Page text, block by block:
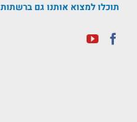
תוכלו למצוא אותנו גם